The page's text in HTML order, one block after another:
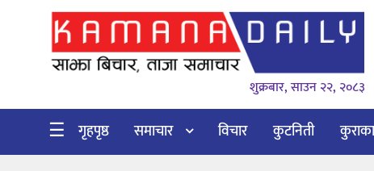
गृहपृष्ठ
विचार
कुटनिती
शुक्रबार, साउन २२, २०८३
☰ गृहपृष्ठ समाचार विचार कुटनिती